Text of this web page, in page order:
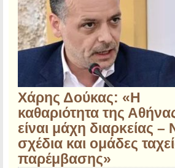
Χάρης Δούκας: «Η
καθαριότητα της
είναι μάχη διαρκείας –
σχέδια και ομάδες
παρέμβασης»